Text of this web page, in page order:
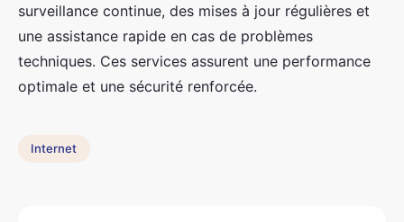
surveillance continue, des mises à jour régulières et
une assistance rapide en cas de problèmes
techniques. Ces services assurent une performance
optimale et une sécurité renforcée.
Internet